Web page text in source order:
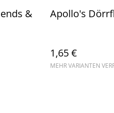
&
Apollo's
1,65 €
MEHR VARIANTEN